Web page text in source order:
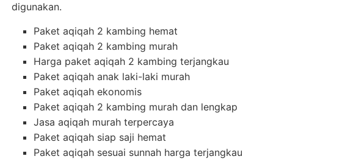
digunakan.
Paket aqiqah 2 kambing hemat
Paket aqiqah 2 kambing murah
Harga paket aqiqah 2 kambing terjangkau
Paket aqiqah anak laki-laki murah
Paket aqiqah ekonomis
Paket aqiqah 2 kambing murah dan lengkap
Jasa aqiqah murah terpercaya
Paket aqiqah siap saji hemat
Paket aqiqah sesuai sunnah harga terjangkau